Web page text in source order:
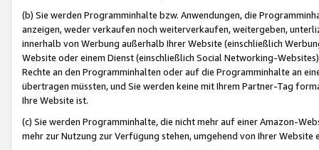
(b) Sie werden Programminhalte bzw. Anwendungen, die
anzeigen, weder verkaufen noch weiterverkaufen, weitergeben,
innerhalb von Werbung außerhalb Ihrer Website (einschließlich
Website oder einem Dienst (einschließlich Social Networking-
Rechte an den Programminhalten oder auf die Programminhalte an
übertragen müssten, und Sie werden keine mit Ihrem Partner-Tag
Ihre Website ist.
(c) Sie werden Programminhalte, die nicht mehr auf einer Amazon-
mehr zur Nutzung zur Verfügung stehen, umgehend von Ihrer